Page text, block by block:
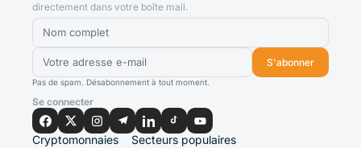
directement dans votre boîte mail.
S'abonner
Pas de spam. Désabonnement à tout moment.
Se connecter
Cryptomonnaies Secteurs populaires